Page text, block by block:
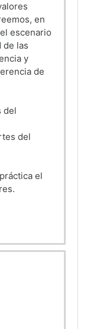
en
escenario
de las
y
de
del
del
el